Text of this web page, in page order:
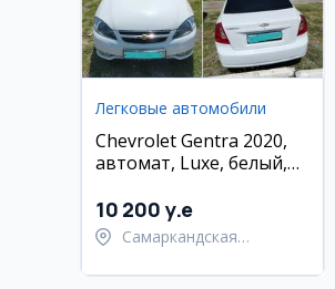
Легковые автомобили
Chevrolet Gentra 2020,
автомат, Luxe, белый,
Самарканд
10 200 y.e
Самаркандская
Самаркандский район